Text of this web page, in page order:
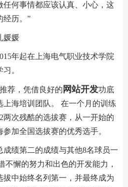
任何事情都应该认真、小心，这
经历。”
媛媛
年起在上海电气职业技术学院
。
荐，凭借良好的 网站开发功底
海培训团队。 在一个月的训练
两次残酷的选拔赛，从一开始的
加全国选拔赛的优秀选手。
绩第二的成绩与其他8名球员一
不懈的努力和出色的开发能力，
中始终名列第一，并最终成为